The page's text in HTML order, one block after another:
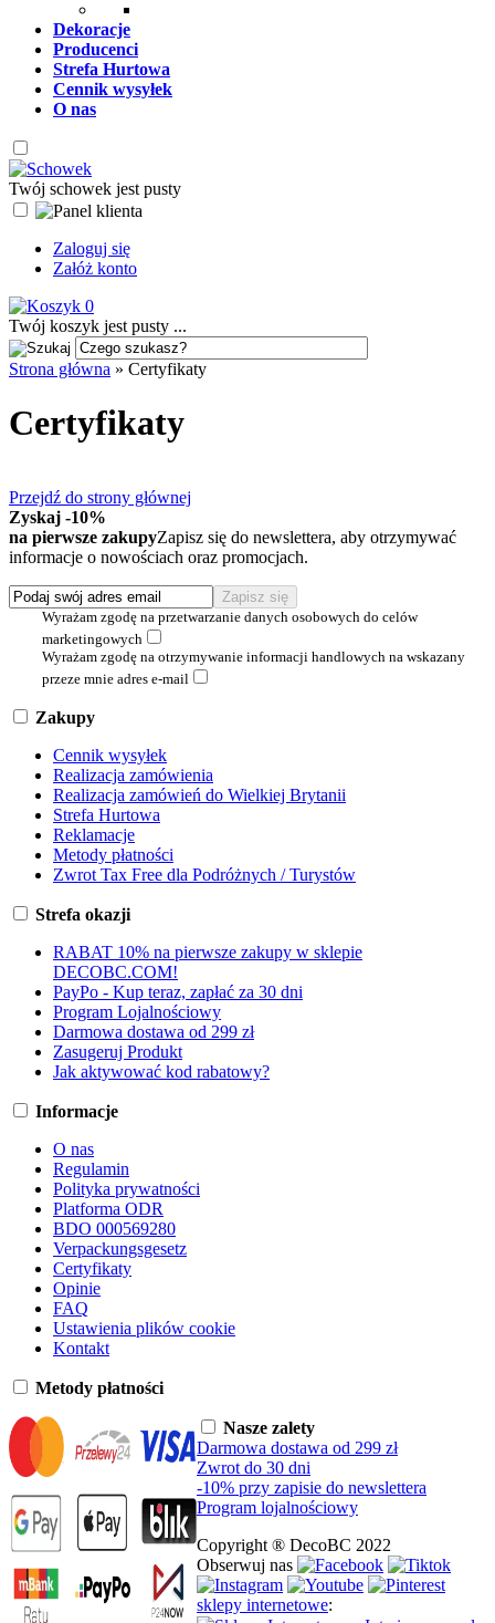
Dekoracje
Producenci
Strefa Hurtowa
Cennik wysyłek
O nas
Twój schowek jest pusty
Zaloguj się
Załóż konto
0
Twój koszyk jest pusty ...
Strona główna » Certyfikaty
Certyfikaty
Przejdź do strony głównej
Zyskaj -10%
na pierwsze zakupyZapisz się do newslettera, aby otrzymywać
informacje o nowościach oraz promocjach.
Wyrażam zgodę na przetwarzanie danych osobowych do celów
marketingowych
Wyrażam zgodę na otrzymywanie informacji handlowych na wskazany
przeze mnie adres e-mail
Zakupy
Cennik wysyłek
Realizacja zamówienia
Realizacja zamówień do Wielkiej Brytanii
Strefa Hurtowa
Reklamacje
Metody płatności
Zwrot Tax Free dla Podróżnych / Turystów
Strefa okazji
RABAT 10% na pierwsze zakupy w sklepie
DECOBC.COM!
PayPo - Kup teraz, zapłać za 30 dni
Program Lojalnościowy
Darmowa dostawa od 299 zł
Zasugeruj Produkt
Jak aktywować kod rabatowy?
Informacje
O nas
Regulamin
Polityka prywatności
Platforma ODR
BDO 000569280
Verpackungsgesetz
Certyfikaty
Opinie
FAQ
Ustawienia plików cookie
Kontakt
Metody płatności
Nasze zalety
Darmowa dostawa od 299 zł
Zwrot do 30 dni
-10% przy zapisie do newslettera
Program lojalnościowy
Copyright ® DecoBC 2022
Obserwuj nas
sklepy internetowe: